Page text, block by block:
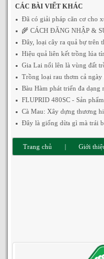
CÁC BÀI VIẾT KHÁC
Đã có giải pháp căn cơ cho
🌾 CÁCH ĐĂNG NHẬP &
Đây, loại cây ra quả bự trên
Hiệu quả liên kết trồng lúa
Gia Lai nổi lên là vùng đất
Trồng loại rau thơm cả
Bàu Hàm phát triển đa
FLUPRID 480SC - Sản
Cà Mau: Xây dựng thương
Đây là giống dừa gì mà trái
Trang chủ | Giới